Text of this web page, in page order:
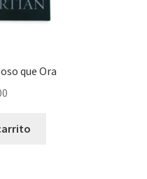
que Ora